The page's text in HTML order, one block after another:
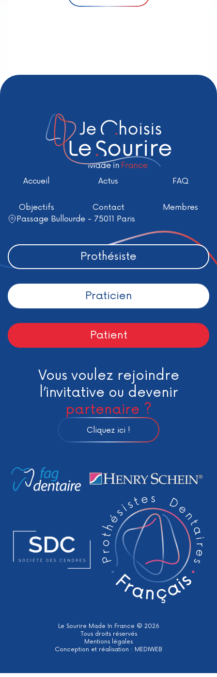
Accueil Actus FAQ
Objectifs Contact
Membres
Passage Bullourde - 75011 Paris
Prothésiste
Praticien
Patient
Vous voulez rejoindre
l’invitative ou devenir
partenaire ?
Cliquez ici !
Le Sourire Made In France © 2026
Tous droits réservés
Mentions légales
Conception et réalisation : MEDIWEB